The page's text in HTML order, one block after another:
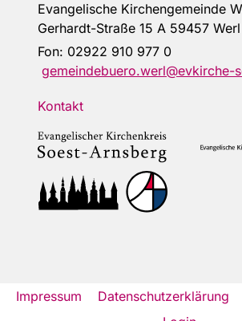
Evangelische
Gerhardt-Straße 15 A 59457 Werl
Fon: 02922 910 977 0
gemeindebuero.werl@evkirche-
Kontakt
Impressum Datenschutzerklärung